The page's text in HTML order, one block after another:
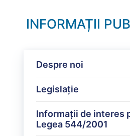
INFORMAȚII
Despre noi
Legislație
Informații de interes
Legea 544/2001